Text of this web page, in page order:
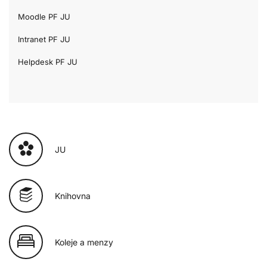
Moodle PF JU
Intranet PF JU
Helpdesk PF JU
JU
Knihovna
Koleje a menzy